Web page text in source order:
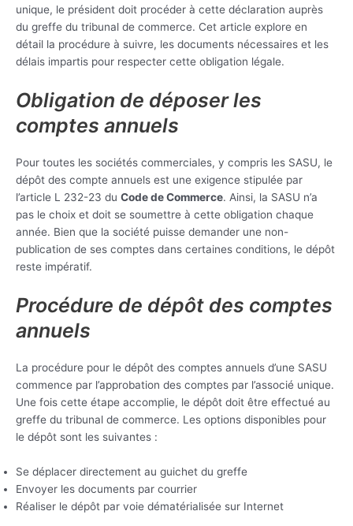
unique, le président doit procéder à cette déclaration auprès
du greffe du tribunal de commerce. Cet article explore en
détail la procédure à suivre, les documents nécessaires et les
délais impartis pour respecter cette obligation légale.
Obligation de déposer les
comptes annuels
Pour toutes les sociétés commerciales, y compris les SASU, le
dépôt des compte annuels est une exigence stipulée par
l’article L 232-23 du Code de Commerce. Ainsi, la SASU n’a
pas le choix et doit se soumettre à cette obligation chaque
année. Bien que la société puisse demander une non-
publication de ses comptes dans certaines conditions, le dépôt
reste impératif.
Procédure de dépôt des comptes
annuels
La procédure pour le dépôt des comptes annuels d’une SASU
commence par l’approbation des comptes par l’associé unique.
Une fois cette étape accomplie, le dépôt doit être effectué au
greffe du tribunal de commerce. Les options disponibles pour
le dépôt sont les suivantes :
Se déplacer directement au guichet du greffe
Envoyer les documents par courrier
Réaliser le dépôt par voie dématérialisée sur Internet